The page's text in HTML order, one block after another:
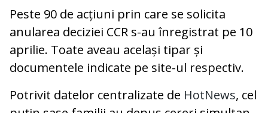
Peste 90 de acțiuni prin care se solicita
anularea deciziei CCR s-au înregistrat pe 10
aprilie. Toate aveau același tipar și
documentele indicate pe site-ul respectiv.
Potrivit datelor centralizate de HotNews, cel